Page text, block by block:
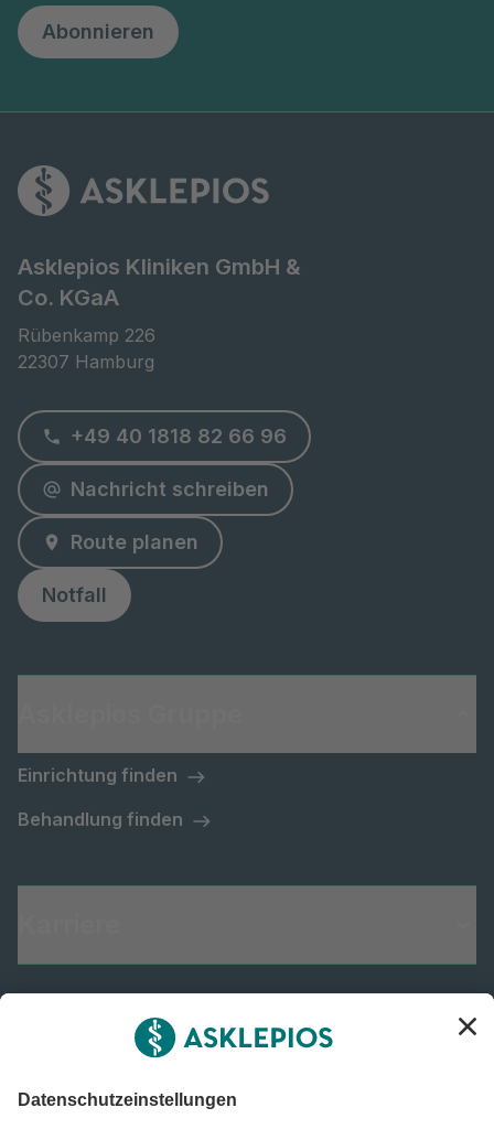
Abonnieren
Asklepios Kliniken GmbH &
Co. KGaA
Rübenkamp 226
22307 Hamburg
+49 40 1818 82 66 96
Nachricht schreiben
Route planen
Notfall
Einrichtung finden
Behandlung finden
Informiert bleiben